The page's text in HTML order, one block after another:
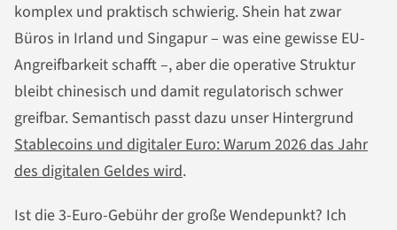
komplex und praktisch schwierig. Shein hat zwar
Büros in Irland und Singapur – was eine gewisse EU-
Angreifbarkeit schafft –, aber die operative Struktur
bleibt chinesisch und damit regulatorisch schwer
greifbar. Semantisch passt dazu unser Hintergrund
Stablecoins und digitaler Euro: Warum 2026 das Jahr
des digitalen Geldes wird.
Ist die 3-Euro-Gebühr der große Wendepunkt? Ich